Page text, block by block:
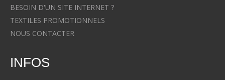
BESOIN D'UN SITE INTERNET ?
TEXTILES PROMOTIONNELS
NOUS CONTACTER
INFOS